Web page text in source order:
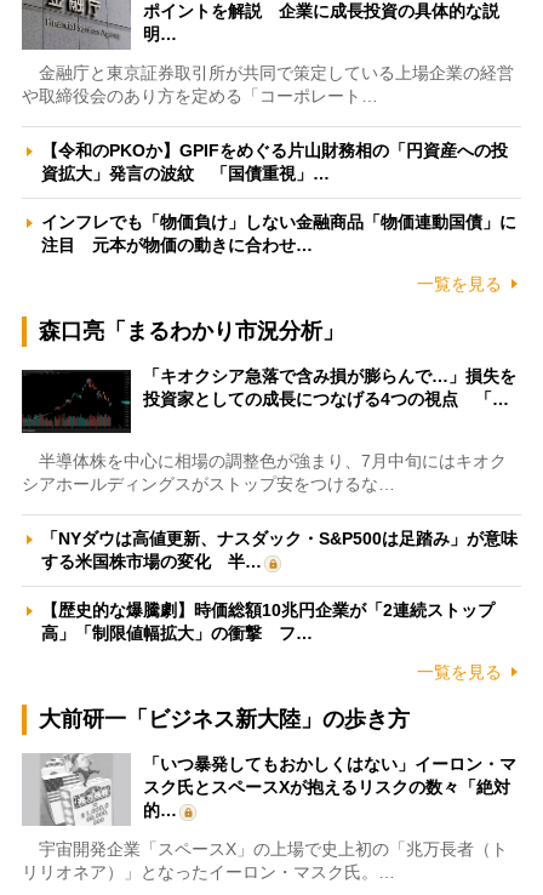
ポイントを解説 企業に成長投資の具体的な説
明…
金融庁と東京証券取引所が共同で策定している上場企業の経営
や取締役会のあり方を定める「コーポレート…
【令和のPKOか】GPIFをめぐる片山財務相の「円資産への投
資拡大」発言の波紋 「国債重視」…
インフレでも「物価負け」しない金融商品「物価連動国債」に
注目 元本が物価の動きに合わせ…
一覧を見る
森口亮「まるわかり市況分析」
「キオクシア急落で含み損が膨らんで…」損失を
投資家としての成長につなげる4つの視点 「…
半導体株を中心に相場の調整色が強まり、7月中旬にはキオク
シアホールディングスがストップ安をつけるな…
「NYダウは高値更新、ナスダック・S&P500は足踏み」が意味
する米国株市場の変化 半…
【歴史的な爆騰劇】時価総額10兆円企業が「2連続ストップ
高」「制限値幅拡大」の衝撃 フ…
一覧を見る
大前研一「ビジネス新大陸」の歩き方
「いつ暴発してもおかしくはない」イーロン・マ
スク氏とスペースXが抱えるリスクの数々「絶対
的…
宇宙開発企業「スペースX」の上場で史上初の「兆万長者（ト
リリオネア）」となったイーロン・マスク氏。…